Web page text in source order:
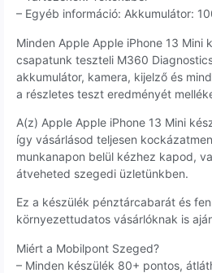
– Egyéb információ: Akkumulátor:
Minden Apple Apple iPhone 13 Mini
csapatunk teszteli M360
akkumulátor, kamera, kijelző és
a részletes teszt eredményét
A(z) Apple Apple iPhone 13 Mini
így vásárlásod teljesen
munkanapon belül kézhez kapod,
átveheted szegedi üzletünkben.
Ez a készülék pénztárcabarát és
környezettudatos vásárlóknak is
Miért a Mobilpont Szeged?
– Minden készülék 80+ pontos,